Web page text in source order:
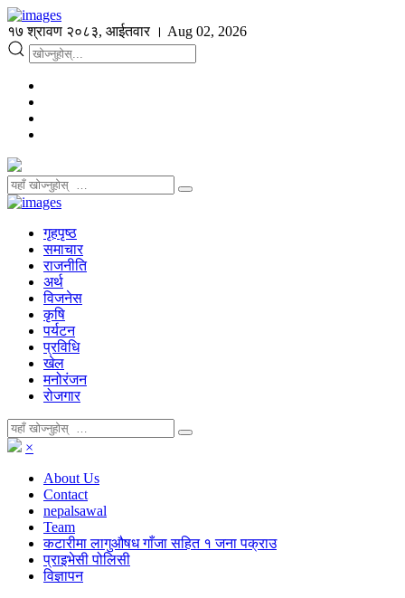
१७ श्रावण २०८३, आईतवार । Aug 02, 2026
गृहपृष्ठ
समाचार
राजनीति
अर्थ
विजनेस
कृषि
पर्यटन
प्रविधि
खेल
मनोरंजन
रोजगार
×
About Us
Contact
nepalsawal
Team
कटारीमा लागुऔषध गाँजा सहित १ जना पक्राउ
प्राइभेसी पोलिसी
विज्ञापन